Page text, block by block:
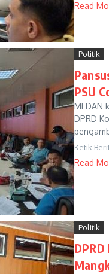
Read
Politik
PSU
MEDAN
DPRD
Ketik
Read
Politik